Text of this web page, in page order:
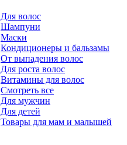
Для волос
Шампуни
Маски
Кондиционеры и бальзамы
От выпадения волос
Для роста волос
Витамины для волос
Смотреть все
Для мужчин
Для детей
Товары для мам и малышей